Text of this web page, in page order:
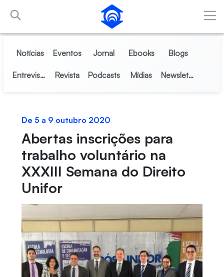
Skip to Main Content
Notícias Eventos Jornal Ebooks Blogs
Entrevistas Revista Podcasts Mídias Newsletter
De 5 a 9 outubro 2020
Abertas inscrições para
trabalho voluntário na
XXXIII Semana do Direito
Unifor